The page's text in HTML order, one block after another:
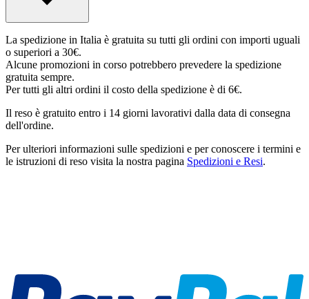
La spedizione in Italia è gratuita su tutti gli ordini con importi uguali
o superiori a 30€.
Alcune promozioni in corso potrebbero prevedere la spedizione
gratuita sempre.
Per tutti gli altri ordini il costo della spedizione è di 6€.
Il reso è gratuito entro i 14 giorni lavorativi dalla data di consegna
dell'ordine.
Per ulteriori informazioni sulle spedizioni e per conoscere i termini e
le istruzioni di reso visita la nostra pagina Spedizioni e Resi.